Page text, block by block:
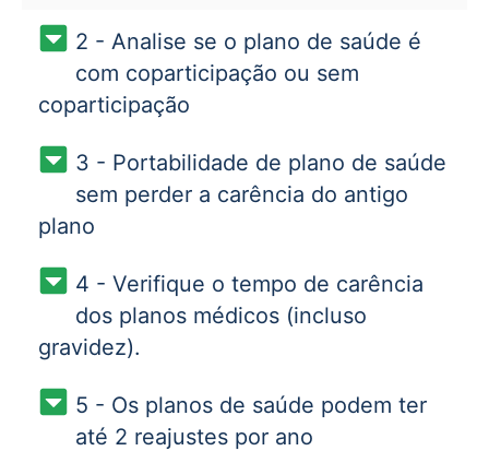
2 - Analise se o plano de saúde é
com coparticipação ou sem
coparticipação
3 - Portabilidade de plano de saúde
sem perder a carência do antigo
plano
4 - Verifique o tempo de carência
dos planos médicos (incluso
gravidez).
5 - Os planos de saúde podem ter
até 2 reajustes por ano